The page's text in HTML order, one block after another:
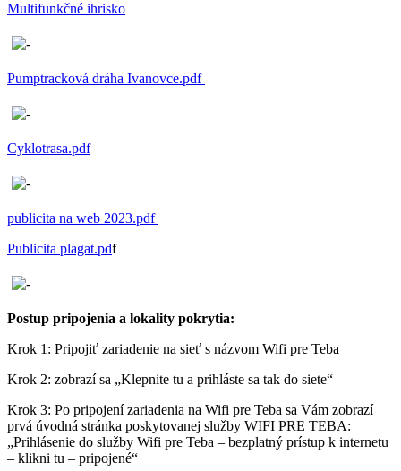
Multifunkčné ihrisko
Pumptracková dráha Ivanovce.pdf
Cyklotrasa.pdf
publicita na web 2023.pdf
Publicita plagat.pdf
Postup pripojenia a lokality pokrytia:
Krok 1: Pripojiť zariadenie na sieť s názvom Wifi pre Teba
Krok 2: zobrazí sa „Klepnite tu a prihláste sa tak do siete“
Krok 3: Po pripojení zariadenia na Wifi pre Teba sa Vám zobrazí
prvá úvodná stránka poskytovanej služby WIFI PRE TEBA:
„Prihlásenie do služby Wifi pre Teba – bezplatný prístup k internetu
– klikni tu – pripojené“